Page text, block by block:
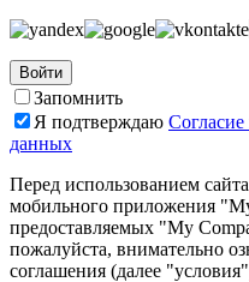
Войти
Запомнить
Я подтверждаю
данных
Перед использованием сайта
мобильного приложения
предоставляемых "My
пожалуйста, внимательно
соглашения (далее